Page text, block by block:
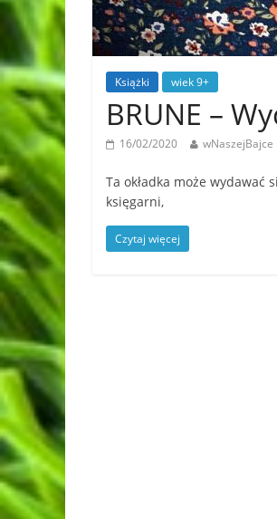
Książki wiek 9+
BRUNE –
16/02/2020 wNaszejBajce
Ta okładka może
księgarni,
Czytaj więcej